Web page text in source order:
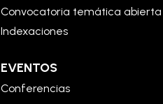
Convocatoria temática abierta
Indexaciones
EVENTOS
Conferencias